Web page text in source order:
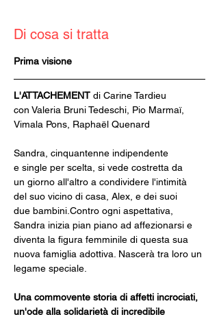
Di cosa si tratta
Prima visione
L'ATTACHEMENT di Carine Tardieu
con Valeria Bruni Tedeschi, Pio Marmaï,
Vimala Pons, Raphaël Quenard
Sandra, cinquantenne indipendente
e single per scelta, si vede costretta da
un giorno all'altro a condividere l'intimità
del suo vicino di casa, Alex, e dei suoi
due bambini.Contro ogni aspettativa,
Sandra inizia pian piano ad affezionarsi e
diventa la figura femminile di questa sua
nuova famiglia adottiva. Nascerà tra loro un
legame speciale.
Una commovente storia di affetti incrociati,
un'ode alla solidarietà di incredibile